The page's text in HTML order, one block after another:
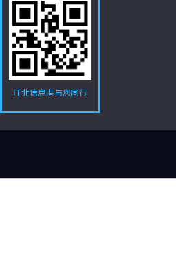
江北信息港与您同行